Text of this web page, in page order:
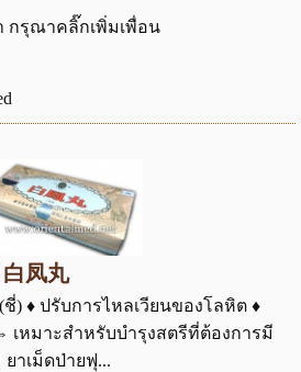
กรุณาคลิ๊กเพิ่มเพื่อน
白凤丸
) ♦ ปรับการไหลเวียนของโลหิต ♦
เหมาะสำหรับบำรุงสตรีที่ต้องการมี
าเม็ดป่ายฟุ...